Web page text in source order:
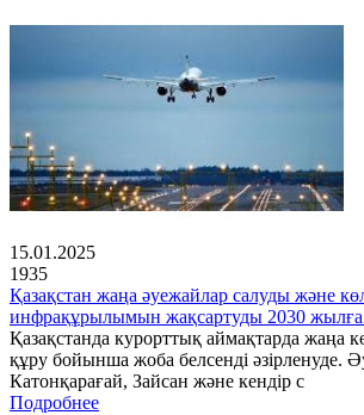
15.01.2025
1935
Қазақстан жаңа әуежайлар салуды және
инфрақұрылымын жақсартуды 2030 жылға
Қазақстанда курорттық аймақтарда жаңа
құру бойынша жоба белсенді әзірленуде.
Катонқарағай, Зайсан және кендір с
Подробнее